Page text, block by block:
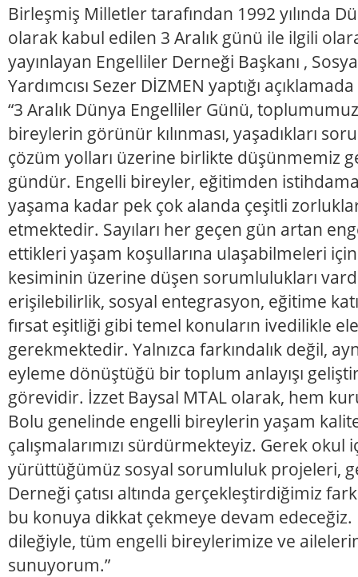
Birleşmiş Milletler tarafından 1992 yılında
olarak kabul edilen 3 Aralık günü ile ilgili
yayınlayan Engelliler Derneği Başkanı ,
Yardımcısı Sezer DİZMEN yaptığı
“3 Aralık Dünya Engelliler Günü,
bireylerin görünür kılınması, yaşadıkları
çözüm yolları üzerine birlikte düşünmemiz
gündür. Engelli bireyler, eğitimden
yaşama kadar pek çok alanda çeşitli
etmektedir. Sayıları her geçen gün artan
ettikleri yaşam koşullarına ulaşabilmeleri
kesiminin üzerine düşen sorumlulukları
erişilebilirlik, sosyal entegrasyon, eğitime
fırsat eşitliği gibi temel konuların ivedilikle ele
gerekmektedir. Yalnızca farkındalık değil,
eyleme dönüştüğü bir toplum anlayışı
görevidir. İzzet Baysal MTAL olarak, hem
Bolu genelinde engelli bireylerin yaşam
çalışmalarımızı sürdürmekteyiz. Gerek okul
yürüttüğümüz sosyal sorumluluk projeleri,
Derneği çatısı altında gerçekleştirdiğimiz
bu konuya dikkat çekmeye devam edeceğiz.
dileğiyle, tüm engelli bireylerimize ve
sunuyorum.”